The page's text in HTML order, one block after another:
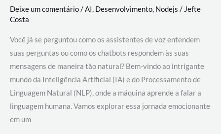
Deixe um comentário/AI, Desenvolvimento, Nodejs / Jefte
Costa
Você já se perguntou como os assistentes de voz entendem
suas perguntas ou como os chatbots respondem às suas
mensagens de maneira tão natural? Bem-vindo ao intrigante
mundo da Inteligência Artificial (IA) e do Processamento de
Linguagem Natural (NLP), onde a máquina aprende a falar a
linguagem humana. Vamos explorar essa jornada emocionante
em um